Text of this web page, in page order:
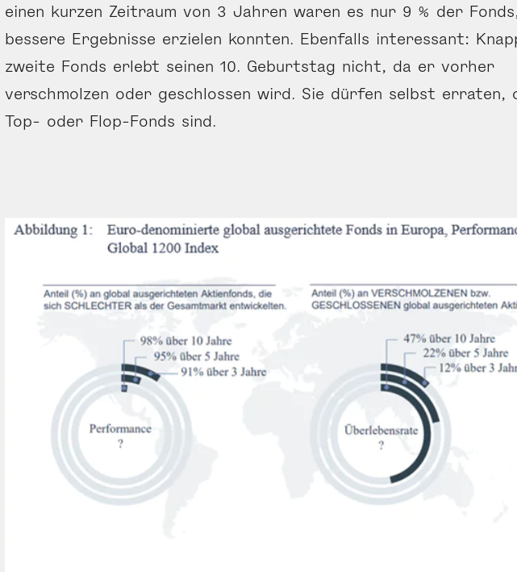
einen kurzen Zeitraum von 3 Jahren waren es nur 9 % der
bessere Ergebnisse erzielen konnten. Ebenfalls interessant:
zweite Fonds erlebt seinen 10. Geburtstag nicht, da er vorher
verschmolzen oder geschlossen wird. Sie dürfen selbst erraten,
Top- oder Flop-Fonds sind.